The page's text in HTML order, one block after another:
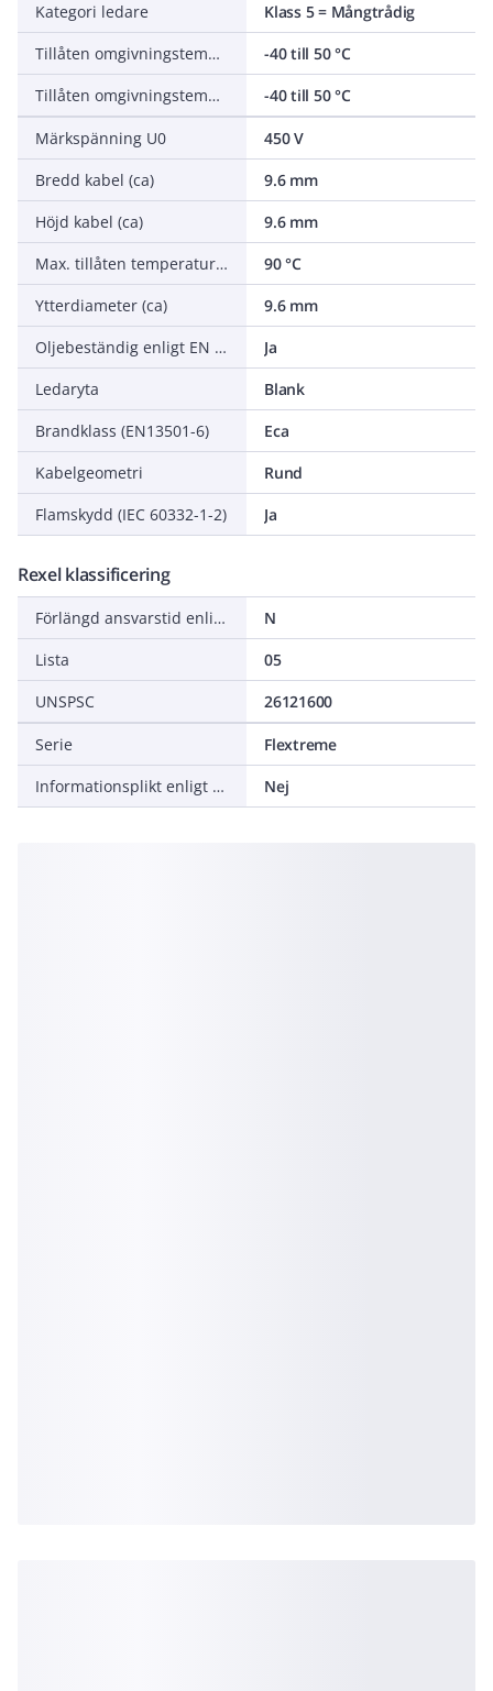
Kategori ledare
Klass 5 = Mångtrådig
Tillåten omgivningstemperatur under montering/hantering
-40 till 50 °C
Tillåten omgivningstemperatur under drift utan vibrationer
-40 till 50 °C
Märkspänning U0
450 V
Bredd kabel (ca)
9.6 mm
Höjd kabel (ca)
9.6 mm
Max. tillåten temperatur ledare
90 °C
Ytterdiameter (ca)
9.6 mm
Oljebeständig enligt EN IEC 60811-404
Ja
Ledaryta
Blank
Brandklass (EN13501-6)
Eca
Kabelgeometri
Rund
Flamskydd (IEC 60332-1-2)
Ja
Rexel klassificering
Förlängd ansvarstid enligt ALEM-09
N
Lista
05
UNSPSC
26121600
Serie
Flextreme
Informationsplikt enligt REACH
Nej